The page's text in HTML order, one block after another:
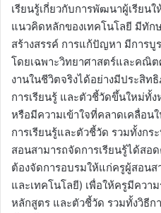
เรียนรู้เกี่ยวกับการพัฒนาผู้เรียน
แนวคิดหลักของเทคโนโลยี มีทัก
สร้างสรรค์ การแก้ปัญหา มีการบู
โดยเฉพาะวิทยาศาสตร์และคณิ
งานในชีวิตจริงได้อย่างมีประสิ
การเรียนรู้ และตัวชี้วัดขึ้นใหม่ทั้
หรือมีความเข้าใจที่คลาดเคลื่อน
การเรียนรู้และตัวชี้วัด รวมทั้งกร
สอนสามารถจัดการเรียนรู้ได้สอ
ต้องจัดการอบรมให้แก่ครูผู้สอนส
และเทคโนโลยี) เพื่อให้ครูมีควา
หลักสูตร และตัวชี้วัด รวมทั้งวิธีก